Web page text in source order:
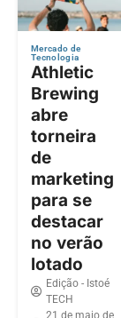
Mercado de
Tecnologia
Athletic
Brewing
abre
torneira
de
marketing
para se
destacar
no verão
lotado
Edição - Istoé
TECH